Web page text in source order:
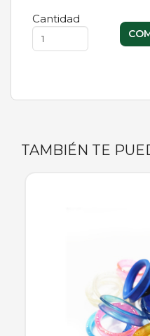
Cantidad
TAMBIÉN TE